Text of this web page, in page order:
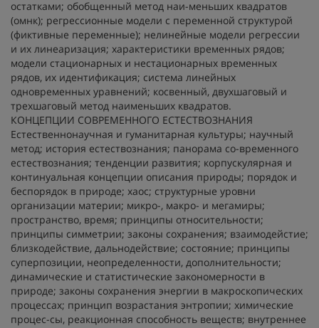
остатками; обобщенный метод наи-меньших квадратов
(омнк); регрессионные модели с переменной структурой
(фиктивные переменные); нелинейные модели регрессии
и их линеаризация; характеристики временных рядов;
модели стационарных и нестационарных временных
рядов, их идентификация; система линейных
одновременных уравнений; косвенный, двухшаговый и
трехшаговый метод наименьших квадратов.
КОНЦЕПЦИИ СОВРЕМЕННОГО ЕСТЕСТВОЗНАНИЯ
Естественнонаучная и гуманитарная культуры; научный
метод; история естествознания; панорама со-временного
естествознания; тенденции развития; корпускулярная и
континуальная концепции описания природы; порядок и
беспорядок в природе; хаос; структурные уровни
организации материи; микро-, макро- и мегамиры;
пространство, время; принципы относительности;
принципы симметрии; законы сохранения; взаимодейстие;
близкодействие, дальнодействие; состояние; принципы
суперпозиции, неопределенности, дополнительности;
динамические и статистические закономерности в
природе; законы сохранения энергии в макроскопических
процессах; принцип возрастания энтропии; химические
процес-сы, реакционная способность веществ; внутреннее